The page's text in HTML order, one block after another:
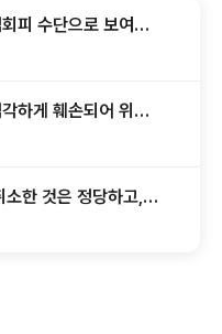
피 수단으로 보여져
부해1239]
하게 훼손되어 위법
의 사용자로서 정신
한 것은 정당하고,
용내정 취소조치는